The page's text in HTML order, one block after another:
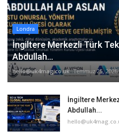
Londra
İngiltere Merkezli Türk
Abdullah...
hello@uk4mag.co.uk Temmuz 25, 2026
İngiltere
Abdullah...